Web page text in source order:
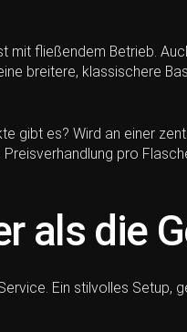
fließendem Betrieb.
breitere, klassischere
gibt es? Wird an einer
pro
als die
Ein stilvolles Setup,